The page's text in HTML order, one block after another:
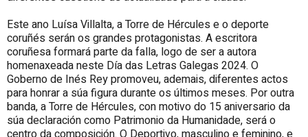
Este ano Luísa Villalta, a Torre de Hércules e o deporte
coruñés serán os grandes protagonistas. A escritora
coruñesa formará parte da falla, logo de ser a autora
homenaxeada neste Día das Letras Galegas 2024. O
Goberno de Inés Rey promoveu, ademais, diferentes actos
para honrar a súa figura durante os últimos meses. Por outra
banda, a Torre de Hércules, con motivo do 15 aniversario da
súa declaración como Patrimonio da Humanidade, será o